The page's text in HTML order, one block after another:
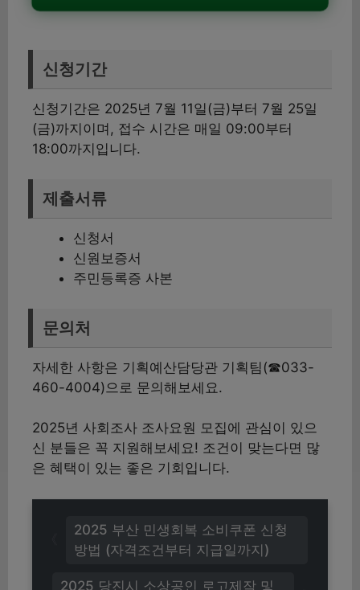
신청기간
신청기간은 2025년 7월 11일(금)부터 7월 25일
(금)까지이며, 접수 시간은 매일 09:00부터
18:00까지입니다.
제출서류
신청서
신원보증서
주민등록증 사본
문의처
자세한 사항은 기획예산담당관 기획팀(☎033-
460-4004)으로 문의해보세요.
2025년 사회조사 조사요원 모집에 관심이 있으
신 분들은 꼭 지원해보세요! 조건이 맞는다면 많
은 혜택이 있는 좋은 기회입니다.
2025 당진시 소상공인 로고제작 및
2025 부산 민생회복 소비쿠폰 신청
방법 (자격조건부터 지급일까지)